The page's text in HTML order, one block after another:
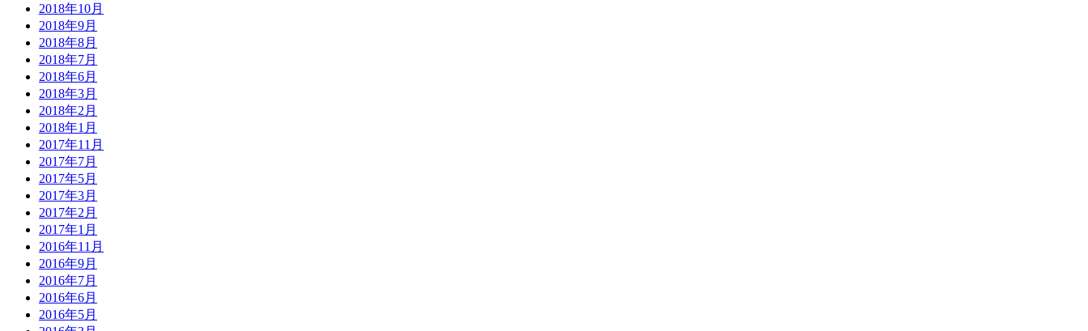
2018年10月
2018年9月
2018年8月
2018年7月
2018年6月
2018年3月
2018年2月
2018年1月
2017年11月
2017年7月
2017年5月
2017年3月
2017年2月
2017年1月
2016年11月
2016年9月
2016年7月
2016年6月
2016年5月